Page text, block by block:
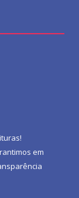
!
em